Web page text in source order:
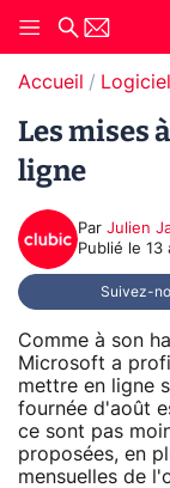
Accueil
Les mises
ligne
Par Julien
Publié le 13
Suivez-
Comme à son
Microsoft a
mettre en ligne
fournée d'août
ce sont pas
proposées, en
mensuelles de